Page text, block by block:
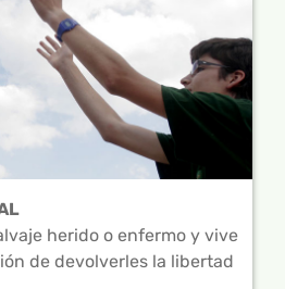
herido o enfermo y vive
de devolverles la libertad